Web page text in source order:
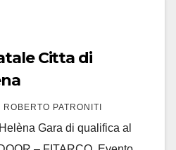
Citta di
ROBERTO PATRONITI
Gara di qualifica al